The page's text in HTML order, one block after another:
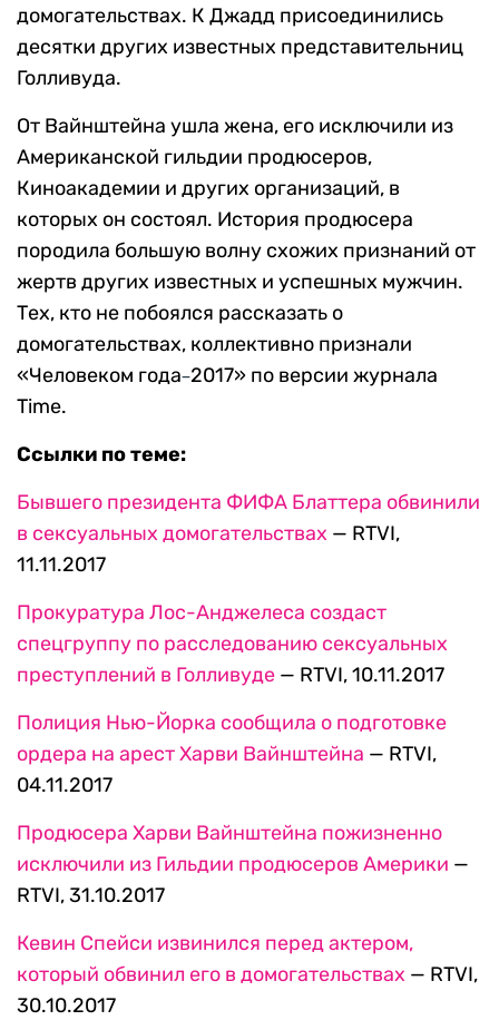
домогательствах. К Джадд присоединились
десятки других известных представительниц
Голливуда.
От Вайнштейна ушла жена, его исключили из
Американской гильдии продюсеров,
Киноакадемии и других организаций, в
которых он состоял. История продюсера
породила большую волну схожих признаний от
жертв других известных и успешных мужчин.
Тех, кто не побоялся рассказать о
домогательствах, коллективно признали
«Человеком года–2017» по версии журнала
Time.
Ссылки по теме:
Бывшего президента ФИФА Блаттера обвинили
в сексуальных домогательствах — RTVI,
11.11.2017
Прокуратура Лос-Анджелеса создаст
спецгруппу по расследованию сексуальных
преступлений в Голливуде — RTVI, 10.11.2017
Полиция Нью-Йорка сообщила о подготовке
ордера на арест Харви Вайнштейна — RTVI,
04.11.2017
Продюсера Харви Вайнштейна пожизненно
исключили из Гильдии продюсеров Америки —
RTVI, 31.10.2017
Кевин Спейси извинился перед актером,
который обвинил его в домогательствах — RTVI,
30.10.2017